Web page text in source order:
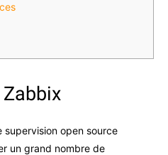
open source
un grand nombre de